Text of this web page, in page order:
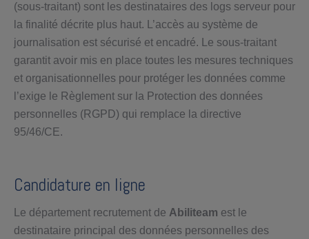
(sous-traitant) sont les destinataires des logs serveur pour
la finalité décrite plus haut. L’accès au système de
journalisation est sécurisé et encadré. Le sous-traitant
garantit avoir mis en place toutes les mesures techniques
et organisationnelles pour protéger les données comme
l’exige le Règlement sur la Protection des données
personnelles (RGPD) qui remplace la directive
95/46/CE.
Candidature en ligne
Le département recrutement de Abiliteam est le
destinataire principal des données personnelles des